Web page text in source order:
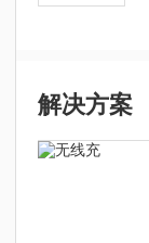
解决方案